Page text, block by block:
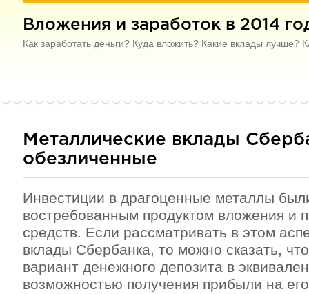
Вложения и заработок в 2014
Как заработать деньги? Куда вложить? Какие вклады лучше?
Металлические вклады
обезличенные
Инвестиции в драгоценные металлы
востребованным продуктом вложения и
средств. Если рассматривать в этом
вклады Сбербанка, то можно сказать,
вариант денежного депозита в
возможностью получения прибыли на